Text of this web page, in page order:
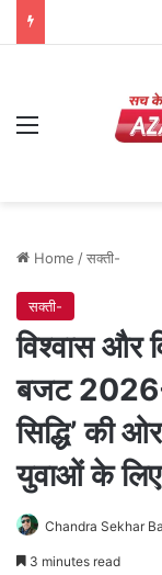
Menu
Home /सक्ती-
सक्ती-
विश्वास और
बजट
सिद्धि’ की
युवाओं के
Chandra Sekhar
3 minutes read